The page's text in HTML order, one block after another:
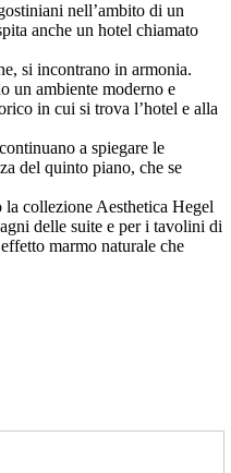
nell’ambito di un
anche un hotel chiamato
si incontrano in armonia.
un ambiente moderno e
in cui si trova l’hotel e alla
a spiegare le
del quinto piano, che se
collezione Aesthetica Hegel
delle suite e per i tavolini di
marmo naturale che